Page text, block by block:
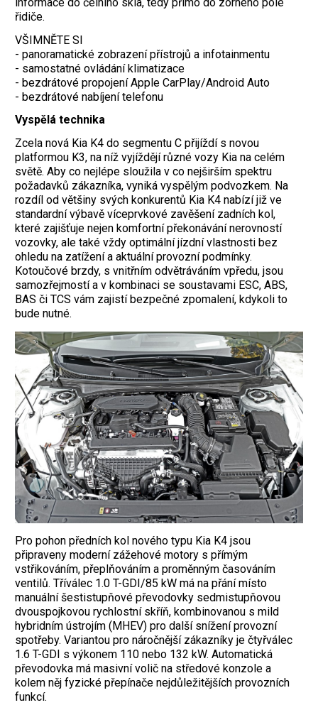
řidiče.
VŠIMNĚTE SI
- panoramatické zobrazení přístrojů a infotainmentu
- samostatné ovládání klimatizace
- bezdrátové propojení Apple CarPlay/Android Auto
- bezdrátové nabíjení telefonu
Vyspělá technika
Zcela nová Kia K4 do segmentu C přijíždí s novou
platformou K3, na níž vyjíždějí různé vozy Kia na celém
světě. Aby co nejlépe sloužila v co nejširším spektru
požadavků zákazníka, vyniká vyspělým podvozkem. Na
rozdíl od většiny svých konkurentů Kia K4 nabízí již ve
standardní výbavě víceprvkové zavěšení zadních kol,
které zajišťuje nejen komfortní překonávání nerovností
vozovky, ale také vždy optimální jízdní vlastnosti bez
ohledu na zatížení a aktuální provozní podmínky.
Kotoučové brzdy, s vnitřním odvětráváním vpředu, jsou
samozřejmostí a v kombinaci se soustavami ESC, ABS,
BAS či TCS vám zajistí bezpečné zpomalení, kdykoli to
bude nutné.
Pro pohon předních kol nového typu Kia K4 jsou
připraveny moderní zážehové motory s přímým
vstřikováním, přeplňováním a proměnným časováním
ventilů. Tříválec 1.0 T-GDI/85 kW má na přání místo
manuální šestistupňové převodovky sedmistupňovou
dvouspojkovou rychlostní skříň, kombinovanou s mild
hybridním ústrojím (MHEV) pro další snížení provozní
spotřeby. Variantou pro náročnější zákazníky je čtyřválec
1.6 T-GDI s výkonem 110 nebo 132 kW. Automatická
převodovka má masivní volič na středové konzole a
kolem něj fyzické přepínače nejdůležitějších provozních
funkcí.